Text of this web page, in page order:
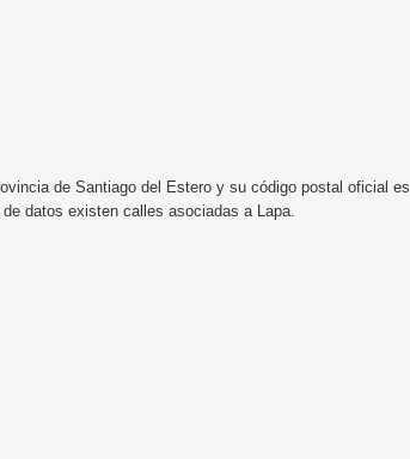
de Santiago del Estero y su código postal oficial es
datos existen calles asociadas a Lapa.